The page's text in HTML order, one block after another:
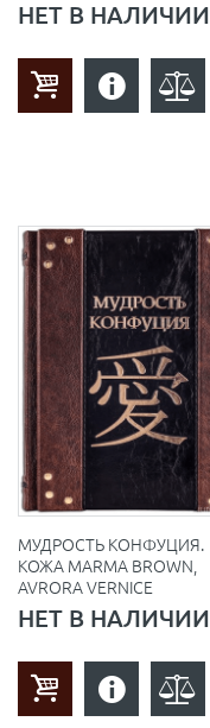
НЕТ В НАЛИЧИИ
МУДРОСТЬ КОНФУЦИЯ.
КОЖА MARMA BROWN,
AVRORA VERNICE
НЕТ В НАЛИЧИИ